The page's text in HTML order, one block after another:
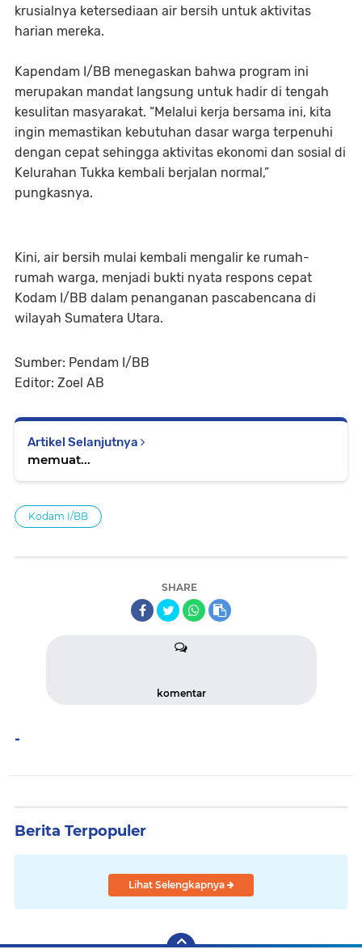
krusialnya ketersediaan air bersih untuk aktivitas
harian mereka.
Kapendam I/BB menegaskan bahwa program ini
merupakan mandat langsung untuk hadir di tengah
kesulitan masyarakat. “Melalui kerja bersama ini, kita
ingin memastikan kebutuhan dasar warga terpenuhi
dengan cepat sehingga aktivitas ekonomi dan sosial di
Kelurahan Tukka kembali berjalan normal,”
pungkasnya.
Kini, air bersih mulai kembali mengalir ke rumah-
rumah warga, menjadi bukti nyata respons cepat
Kodam I/BB dalam penanganan pascabencana di
wilayah Sumatera Utara.
Sumber: Pendam I/BB
Editor: Zoel AB
Artikel Selanjutnya
memuat...
Kodam I/BB
SHARE
komentar
-
Berita Terpopuler
Lihat Selengkapnya